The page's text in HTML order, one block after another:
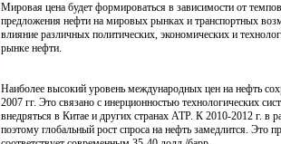
Мировая цена будет формироваться в зависимости от
предложения нефти на мировых рынках и транспортных
влияние различных политических, экономических и
рынке нефти.
Наиболее высокий уровень международных цен на нефть
2007 гг. Это связано с инерционностью технологических
внедряться в Китае и других странах АТР. К 2010-2012 г. в
поэтому глобальный рост спроса на нефть замедлится. Это